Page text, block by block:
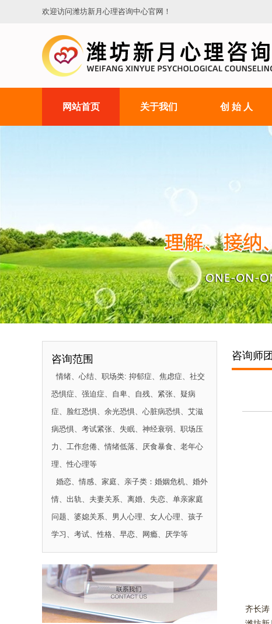
欢迎访问潍坊新月心理咨询中心官网！
网站首页 关于我们 创 始 人
咨询范围
情绪、心结、职场类: 抑郁症、焦虑症、社交
恐惧症、强迫症、自卑、自残、紧张、疑病
症、脸红恐惧、余光恐惧、心脏病恐惧、艾滋
病恐惧、考试紧张、失眠、神经衰弱、职场压
力、工作怠倦、情绪低落、厌食暴食、老年心
理、性心理等
婚恋、情感、家庭、亲子类： 婚姻危机、婚外
情、出轨、夫妻关系、离婚、失恋、单亲家庭
问题、婆媳关系、男人心理、女人心理、孩子
学习、考试、性格、早恋、网瘾、厌学等
咨询师
齐长涛